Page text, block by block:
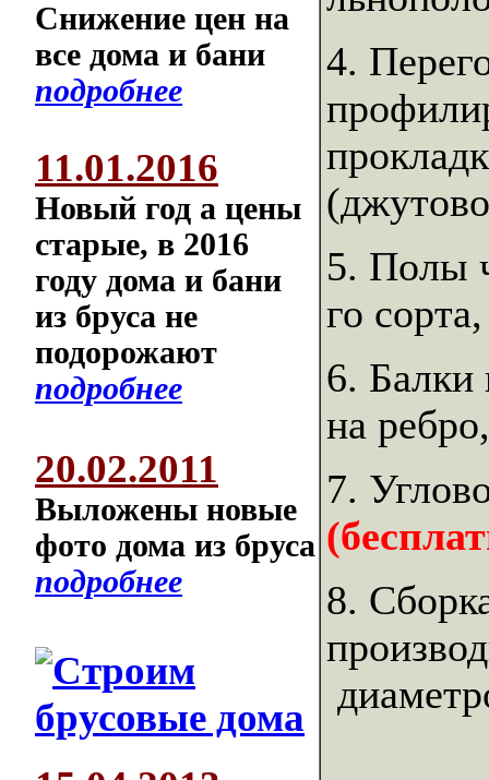
Снижение цен на
все дома и бани
подробнее
11.01.2016
Новый год а цены
старые, в 2016
году дома и бани
из бруса не
подорожают
подробнее
20.02.2011
Выложены новые
фото дома из бруса
подробнее
4.
5. Полы
го
6. Балки
на
7.
8.